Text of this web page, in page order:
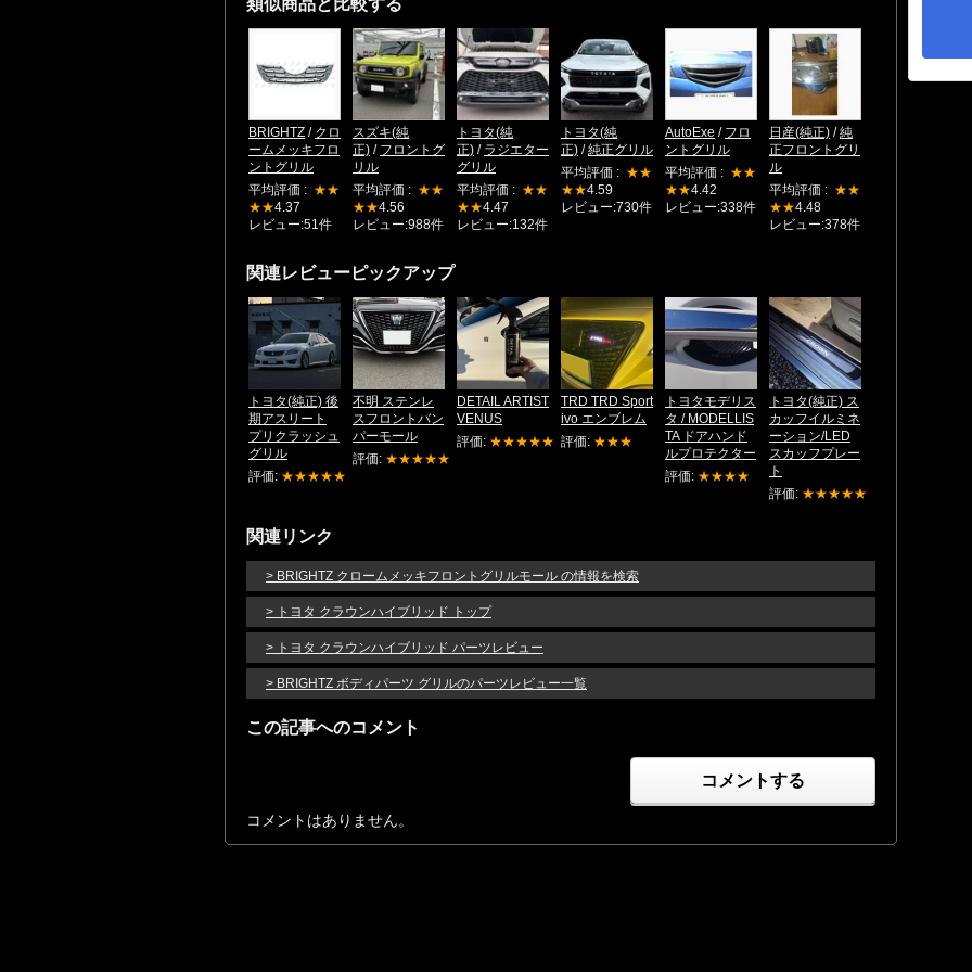
BRIGHTZ / クロ
ームメッキフロ
ントグリル
平均評価 : ★★
★★4.37
レビュー:51件
スズキ(純
正) / フロントグ
リル
平均評価 : ★★
★★4.56
レビュー:988件
トヨタ(純
正) / ラジエター
グリル
平均評価 : ★★
★★4.47
レビュー:132件
トヨタ(純
正) /純正グリル
平均評価 : ★★
★★4.59
レビュー:730件
AutoExe / フロ
ントグリル
平均評価 : ★★
★★4.42
レビュー:338件
日産(純正) /純
正フロントグリ
ル
平均評価 : ★★
★★4.48
レビュー:378件
関連レビューピックアップ
トヨタ(純正) 後
期アスリート
プリクラッシュ
グリル
評価: ★★★★★
不明 ステンレ
スフロントバン
パーモール
評価: ★★★★★
DETAIL ARTIST
VENUS
評価: ★★★★★
TRD TRD Sport
ivo エンブレム
評価: ★★★
トヨタモデリス
タ / MODELLIS
TA ドアハンド
ルプロテクター
評価: ★★★★
トヨタ(純正) ス
カッフイルミネ
ーション/LED
スカッフプレー
ト
評価: ★★★★★
関連リンク
> BRIGHTZ クロームメッキフロントグリルモール の情報を検索
> トヨタ クラウンハイブリッド トップ
> トヨタ クラウンハイブリッド パーツレビュー
> BRIGHTZ ボディパーツ グリルのパーツレビュー一覧
この記事へのコメント
コメントする
コメントはありません。